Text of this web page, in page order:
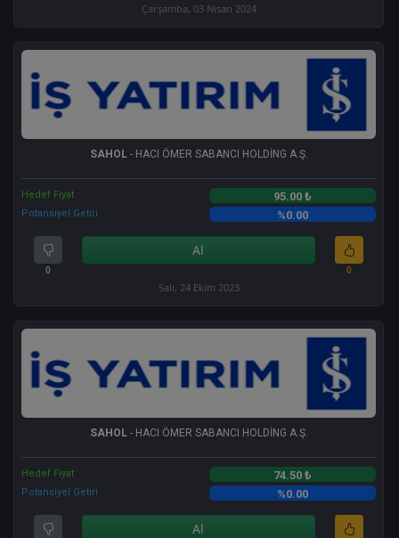
Çarşamba, 03 Nisan 2024
SAHOL- HACI ÖMER SABANCI HOLDİNG A.Ş.
Hedef Fiyat 95.00 ₺
Potansiyel Getiri %0.00
0
Al
0
Salı, 24 Ekim 2023
SAHOL- HACI ÖMER SABANCI HOLDİNG A.Ş.
Hedef Fiyat 74.50 ₺
Potansiyel Getiri %0.00
Al